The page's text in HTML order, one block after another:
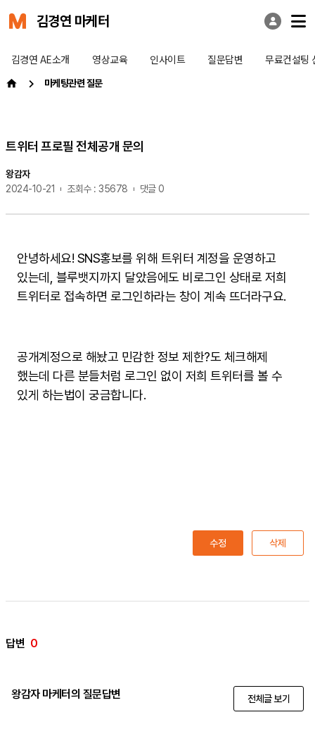
김경연 마케터
김경연 AE소개 영상교육 인사이트 질문답변 무료컨설팅
마케팅관련 질문
트위터 프로필 전체공개 문의
왕감자
2024-10-21
조회수 : 35678 댓글 0
안녕하세요! SNS홍보를 위해 트위터 계정을 운영하고
있는데, 블루뱃지까지 달았음에도 비로그인 상태로 저희
트위터로 접속하면 로그인하라는 창이 계속 뜨더라구요.
공개계정으로 해놨고 민감한 정보 제한?도 체크해제
했는데 다른 분들처럼 로그인 없이 저희 트위터를 볼 수
있게 하는법이 궁금합니다.
수정 삭제
답변 0
왕감자 마케터의 질문답변 전체글 보기